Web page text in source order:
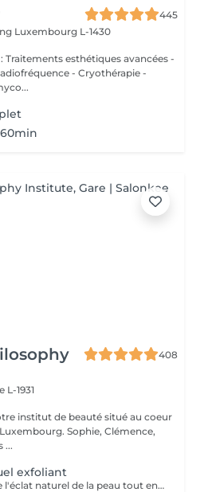
445
Luxembourg L-1430
esthétiques avancées -
- Cryothérapie -
408
L-1931
institut de beauté situé au coeur
Sophie, Clémence,
...
exfoliant
Un soin exfoliant qui révèle l'éclat naturel de la peau tout en offrant un véritable moment de détente. Le gommage permet d'éliminer les cellules mortes, d'affiner le grain de peau et de laisser la peau plus douce et lumineuse. Selon vos préférences, vous pouvez choisir entre un gommage au savon noir, pour une exfoliation enveloppante et purifiante, ou un gommage à grains, pour une action plus tonique et efficace. La senteur sélectionnée accompagne l'ensemble du soin et prolonge l'expérience, avec la possibilité d'ajouter une huile de massage pour un moment encore plus enveloppant. La peau est douce, lisse et délicatement parfumée, le corps détendu et l'esprit apaisé. Un soin idéal pour préparer la peau, la sublimer ou simplement s'offrir un moment pour soi.